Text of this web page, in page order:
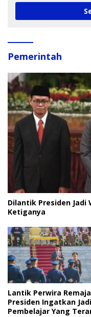
Pemerintah
Dilantik Presiden Jadi
Ketiganya
Lantik Perwira
Presiden Ingatkan
Pembelajar Yang